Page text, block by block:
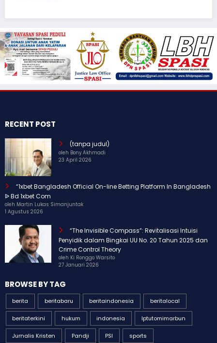
RECENT POST
(tanpa judul)
oleh Bony Akhmadi
23 April 2026
“1xbet Bangladesh Official On-line Betting Platform In Bangladesh
ᐉ Bd 1xbet Com
oleh Martin Lukas Simanjuntak
1 Agustus 2026
“The Invisible Compass”: Revitalisasi Intuisi
Penyidik dalam Bingkai UU No. 20 Tahun 2025 dan
Crime Control Theory
oleh Ki Ronggo Warsito
27 Januari 2026
BROWSE BY TAG
berita beritabaru beritaindonesia beritalocal
beritaterkini hukum indonesia Iptutomimarbun
Jurnalis Kristen Pandji PSI sports